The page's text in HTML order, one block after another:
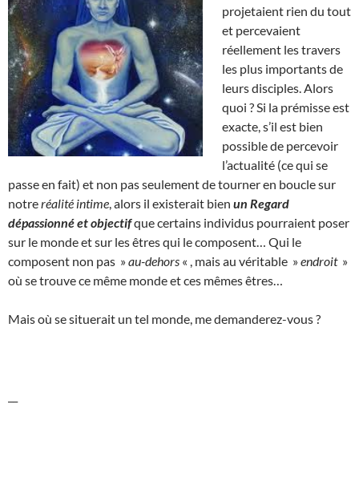
projetaient rien du tout
et percevaient
réellement les travers
les plus importants de
leurs disciples. Alors
quoi ? Si la prémisse est
exacte, s’il est bien
possible de percevoir
l’actualité (ce qui se
passe en fait) et non pas seulement de tourner en boucle sur
notreréalité intime , alors il existerait bien un Regard
dépassionné et objectifque certains individus pourraient poser
sur le monde et sur les êtres qui le composent… Qui le
composent non pas »au-dehors « , mais au véritable »endroit »
où se trouve ce même monde et ces mêmes êtres…
Mais où se situerait un tel monde, me demanderez-vous ?